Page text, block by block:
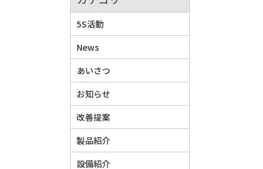
5S活動
News
あいさつ
お知らせ
改善提案
製品紹介
設備紹介